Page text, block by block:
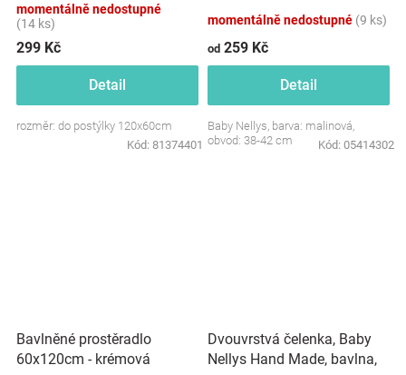
momentálně nedostupné
(14 ks)
299 Kč
Detail
rozměr: do postýlky 120x60cm
Kód: 81374401
momentálně nedostupné (9 ks)
od 259 Kč
Detail
Baby Nellys, barva: malinová,
obvod: 38-42 cm
Kód: 05414302
Bavlněné prostěradlo
60x120cm - krémová
Dvouvrstvá čelenka, Baby
Nellys Hand Made, bavlna,